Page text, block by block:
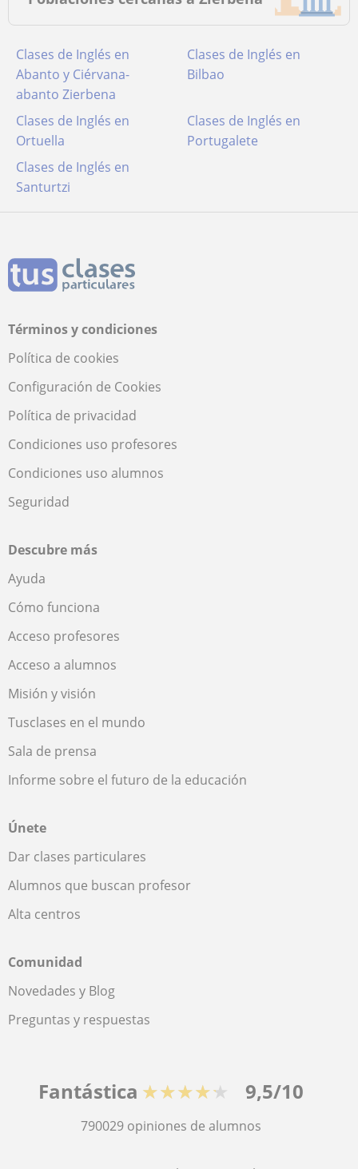
Clases de Inglés en
Abanto y Ciérvana-
abanto Zierbena
Clases de Inglés en
Bilbao
Clases de Inglés en
Ortuella
Clases de Inglés en
Portugalete
Clases de Inglés en
Santurtzi
Términos y condiciones
Política de cookies
Configuración de Cookies
Política de privacidad
Condiciones uso profesores
Condiciones uso alumnos
Seguridad
Descubre más
Ayuda
Cómo funciona
Acceso profesores
Acceso a alumnos
Misión y visión
Tusclases en el mundo
Sala de prensa
Informe sobre el futuro de la educación
Únete
Dar clases particulares
Alumnos que buscan profesor
Alta centros
Comunidad
Novedades y Blog
Preguntas y respuestas
Fantástica ★★★★★ 9,5/10
790029 opiniones de alumnos